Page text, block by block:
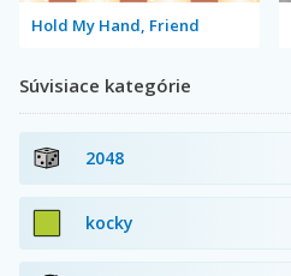
Hold My Hand, Friend
Súvisiace kategórie
2048
kocky